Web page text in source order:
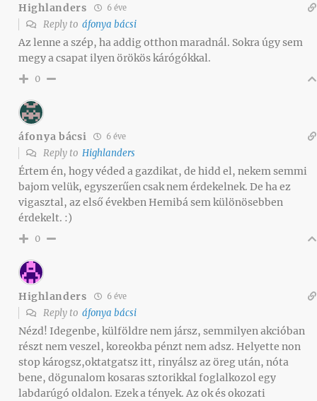
Highlanders 6 éve
Reply to áfonya bácsi
Az lenne a szép, ha addig otthon maradnál. Sokra úgy sem
megy a csapat ilyen örökös kárógókkal.
0
áfonya bácsi 6 éve
Reply to Highlanders
Értem én, hogy véded a gazdikat, de hidd el, nekem semmi
bajom velük, egyszerűen csak nem érdekelnek. De ha ez
vigasztal, az első években Hemibá sem különösebben
érdekelt. :)
0
Highlanders 6 éve
Reply to áfonya bácsi
Nézd! Idegenbe, külföldre nem jársz, semmilyen akcióban
részt nem veszel, koreokba pénzt nem adsz. Helyette non
stop károgsz,oktatgatsz itt, rinyálsz az öreg után, nóta
bene, dögunalom kosaras sztorikkal foglalkozol egy
labdarúgó oldalon. Ezek a tények. Az ok és okozati